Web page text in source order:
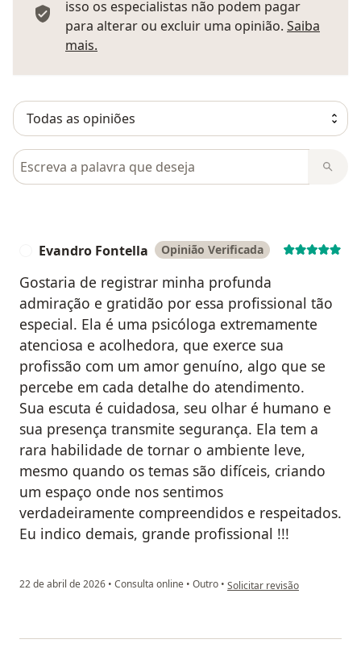
isso os especialistas não podem pagar
para alterar ou excluir uma opinião. Saiba
mais.
Pesquisar em opiniões
Evandro Fontella Opinião Verificada
Gostaria de registrar minha profunda
admiração e gratidão por essa profissional tão
especial. Ela é uma psicóloga extremamente
atenciosa e acolhedora, que exerce sua
profissão com um amor genuíno, algo que se
percebe em cada detalhe do atendimento.
Sua escuta é cuidadosa, seu olhar é humano e
sua presença transmite segurança. Ela tem a
rara habilidade de tornar o ambiente leve,
mesmo quando os temas são difíceis, criando
um espaço onde nos sentimos
verdadeiramente compreendidos e respeitados.
Eu indico demais, grande profissional !!!
22 de abril de 2026 • Consulta online • Outro • na opinião do utilizador
Solicitar revisão